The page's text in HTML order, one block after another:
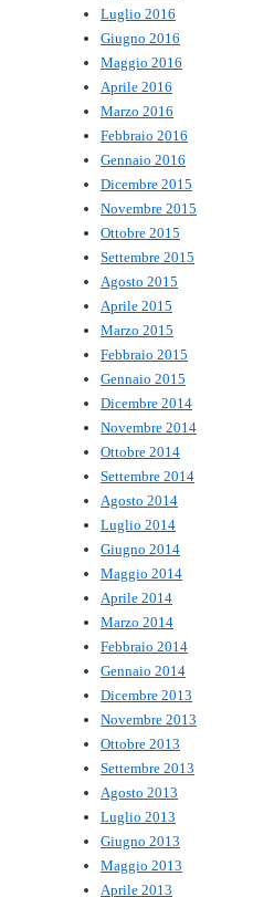
Luglio 2016
Giugno 2016
Maggio 2016
Aprile 2016
Marzo 2016
Febbraio 2016
Gennaio 2016
Dicembre 2015
Novembre 2015
Ottobre 2015
Settembre 2015
Agosto 2015
Aprile 2015
Marzo 2015
Febbraio 2015
Gennaio 2015
Dicembre 2014
Novembre 2014
Ottobre 2014
Settembre 2014
Agosto 2014
Luglio 2014
Giugno 2014
Maggio 2014
Aprile 2014
Marzo 2014
Febbraio 2014
Gennaio 2014
Dicembre 2013
Novembre 2013
Ottobre 2013
Settembre 2013
Agosto 2013
Luglio 2013
Giugno 2013
Maggio 2013
Aprile 2013